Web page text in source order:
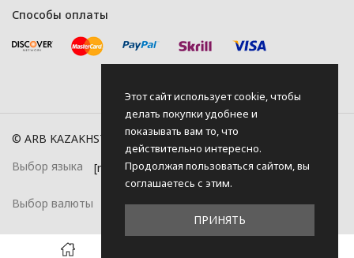
Способы оплаты
© ARB KAZAKHSTAN, 2026
Выбор языка
Выбор валюты
Этот сайт использует cookie, чтобы
делать покупки удобнее и
показывать вам то, что
действительно интересно.
Продолжая пользоваться сайтом, вы
соглашаетесь с этим.
ПРИНЯТЬ